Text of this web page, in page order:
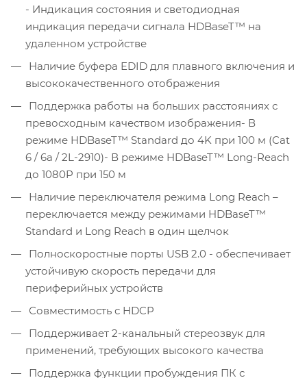
- Индикация состояния и светодиодная
индикация передачи сигнала HDBaseT™ на
удаленном устройстве
Наличие буфера EDID для плавного включения и
высококачественного отображения
Поддержка работы на больших расстояниях с
превосходным качеством изображения- В
режиме HDBaseT™ Standard до 4K при 100 м (Cat
6 / 6a / 2L-2910)- В режиме HDBaseT™ Long-Reach
до 1080P при 150 м
Наличие переключателя режима Long Reach –
переключается между режимами HDBaseT™
Standard и Long Reach в один щелчок
Полноскоростные порты USB 2.0 - обеспечивает
устойчивую скорость передачи для
периферийных устройств
Совместимость с HDCP
Поддерживает 2-канальный стереозвук для
применений, требующих высокого качества
Поддержка функции пробуждения ПК с